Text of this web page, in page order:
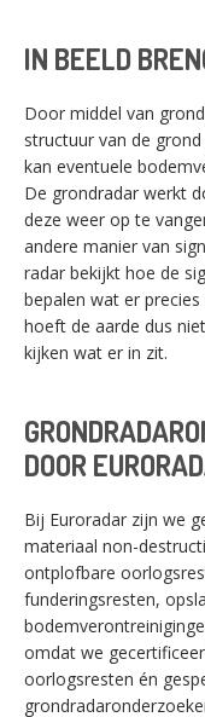
IN BEELD
Door middel van
structuur van de
kan eventuele
De grondradar werkt
deze weer op te
andere manier van
radar bekijkt hoe de
bepalen wat er
hoeft de aarde dus
kijken wat er in zit.
DOOR
Bij Euroradar zijn we
materiaal non-
ontplofbare
funderingsresten,
omdat we
oorlogsresten én